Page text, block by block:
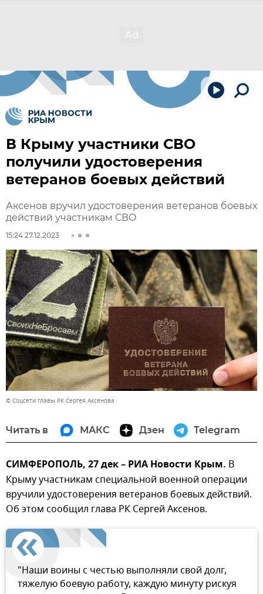
В Крыму участники СВО
получили удостоверения
ветеранов боевых действий
Аксенов вручил удостоверения ветеранов боевых
действий участникам СВО
15:24 27.12.2023
© Соцсети главы РК Сергея Аксенова
Читать в МАКС Дзен Telegram
СИМФЕРОПОЛЬ, 27 дек – РИА Новости Крым. В
Крыму участникам специальной военной операции
вручили удостоверения ветеранов боевых действий.
Об этом сообщил глава РК Сергей Аксенов.
"Наши воины с честью выполняли свой долг,
тяжелую боевую работу, каждую минуту рискуя